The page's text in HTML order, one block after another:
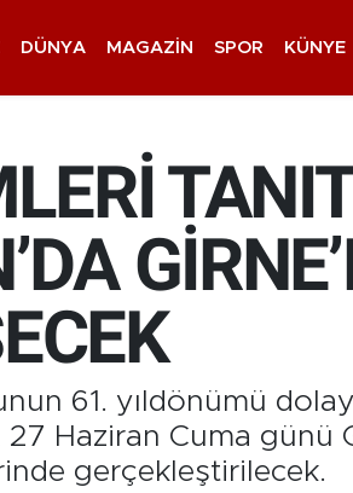
DÜNYA MAGAZIN SPOR KÜNYE
61. yıldönümü
27 Haziran Cuma
gerçekleştirilecek.